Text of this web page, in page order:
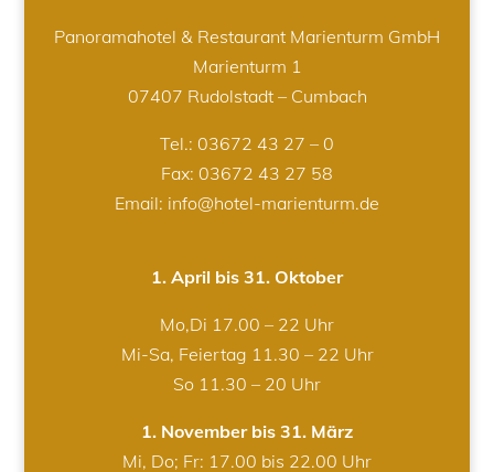
Panoramahotel & Restaurant Marienturm GmbH
Marienturm 1
07407 Rudolstadt – Cumbach
Tel.: 03672 43 27 – 0
Fax: 03672 43 27 58
Email: info@hotel-marienturm.de
1. April bis 31. Oktober
Mo,Di 17.00 – 22 Uhr
Mi-Sa, Feiertag 11.30 – 22 Uhr
So 11.30 – 20 Uhr
1. November bis 31. März
Mi, Do; Fr: 17.00 bis 22.00 Uhr